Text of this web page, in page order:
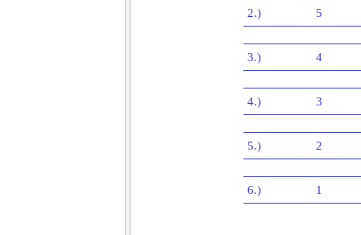
2.) 5
3.) 4
4.) 3
5.) 2
6.) 1